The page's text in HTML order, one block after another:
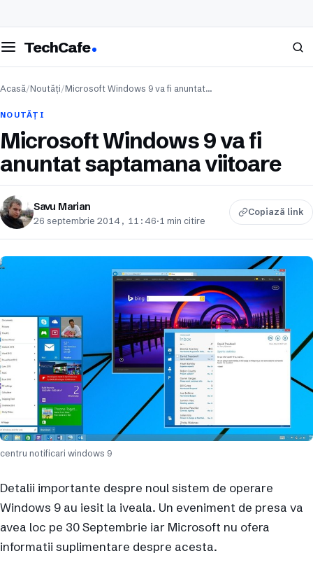
meniul
TechCafe Caută
Acasă/Noutăți/Microsoft Windows 9 va fi anuntat…
NOUTĂȚI
Microsoft Windows 9 va fi
anuntat saptamana viitoare
Savu Marian
26 septembrie 2014, 11:46·1 min citire
Copiază link
centru notificari windows 9
Detalii importante despre noul sistem de operare
Windows 9 au iesit la iveala. Un eveniment de presa va
avea loc pe 30 Septembrie iar Microsoft nu ofera
informatii suplimentare despre acesta.